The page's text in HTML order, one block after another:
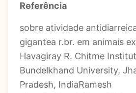
Referência
sobre atividade
gigantea r.br. em animais
Havagiray R. Chitme
Bundelkhand University,
Pradesh, IndiaRamesh